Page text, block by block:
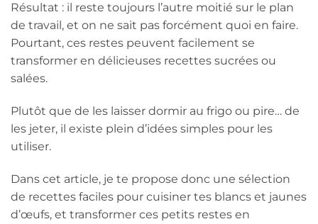
Résultat : il reste toujours l’autre moitié sur le plan
de travail, et on ne sait pas forcément quoi en faire.
Pourtant, ces restes peuvent facilement se
transformer en délicieuses recettes sucrées ou
salées.
Plutôt que de les laisser dormir au frigo ou pire… de
les jeter, il existe plein d’idées simples pour les
utiliser.
Dans cet article, je te propose donc une sélection
de recettes faciles pour cuisiner tes blancs et jaunes
d’œufs, et transformer ces petits restes en